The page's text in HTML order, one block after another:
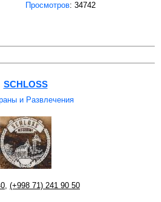
Просмотров: 34742
SCHLOSS
и Развлечения
, (+998 71) 241 90 50